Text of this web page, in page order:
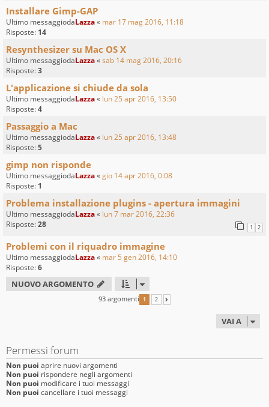
Installare Gimp-GAP
Ultimo messaggiodaLazza« mar 17 mag 2016, 11:18
Risposte: 14
Resynthesizer su Mac OS X
Ultimo messaggiodaLazza«sab 14 mag 2016, 20:16
Risposte:3
L'applicazione si chiude da sola
Ultimo messaggiodaLazza« lun 25 apr 2016, 13:50
Risposte:4
Passaggio a Mac
Ultimo messaggiodaLazza« lun 25 apr 2016, 13:48
Risposte:5
gimp non risponde
Ultimo messaggiodaLazza«gio 14 apr 2016, 0:08
Risposte: 1
Problema installazione plugins - apertura immagini
Ultimo messaggiodaLazza« lun 7 mar 2016, 22:36
Risposte:28 1 2
Problemi con il riquadro immagine
Ultimo messaggiodaLazza« mar 5 gen 2016, 14:10
Risposte:6
NUOVO ARGOMENTO
93 argomenti 1 2
VAI A
Permessi forum
Non puoi aprire nuovi argomenti
Non puoi rispondere negli argomenti
Non puoi modificare i tuoi messaggi
Non puoi cancellare i tuoi messaggi